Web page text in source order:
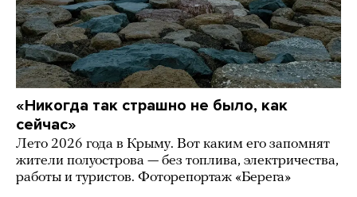
«Никогда так страшно не было, как
сейчас»
Лето 2026 года в Крыму. Вот каким его запомнят
жители полуострова — без топлива, электричества,
работы и туристов. Фоторепортаж «Берега»